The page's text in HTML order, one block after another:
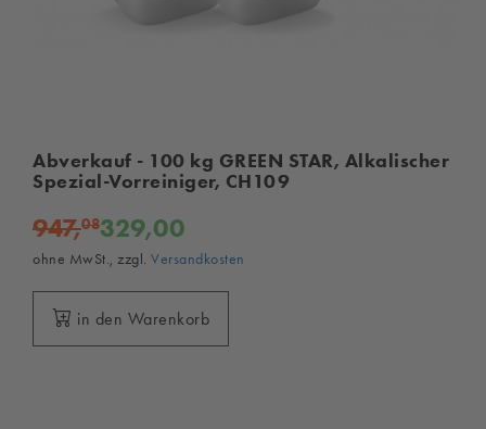
Abverkauf - 100 kg GREEN STAR, Alkalischer
Spezial-Vorreiniger, CH109
947,08329,00
ohne MwSt., zzgl. Versandkosten
in den Warenkorb